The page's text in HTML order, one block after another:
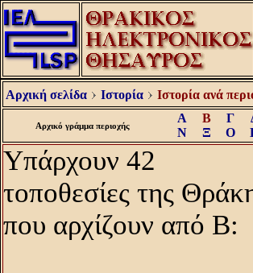
Αρχική σελίδα Ιστορία Ιστορία ανά
Αρχικό γράμμα περιοχής
Α Β Γ
Ν
Ξ Ο
Υπάρχουν 42
τοποθεσίες της
που αρχίζουν από Β: